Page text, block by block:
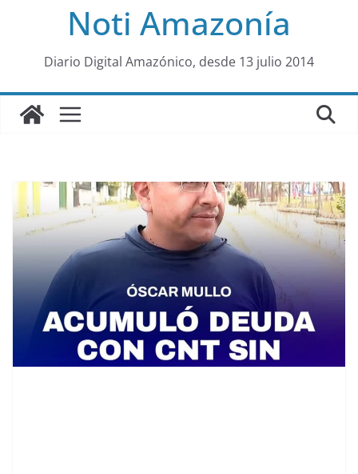
al
Noti Amazonía
Diario Digital Amazónico, desde 13 julio 2014